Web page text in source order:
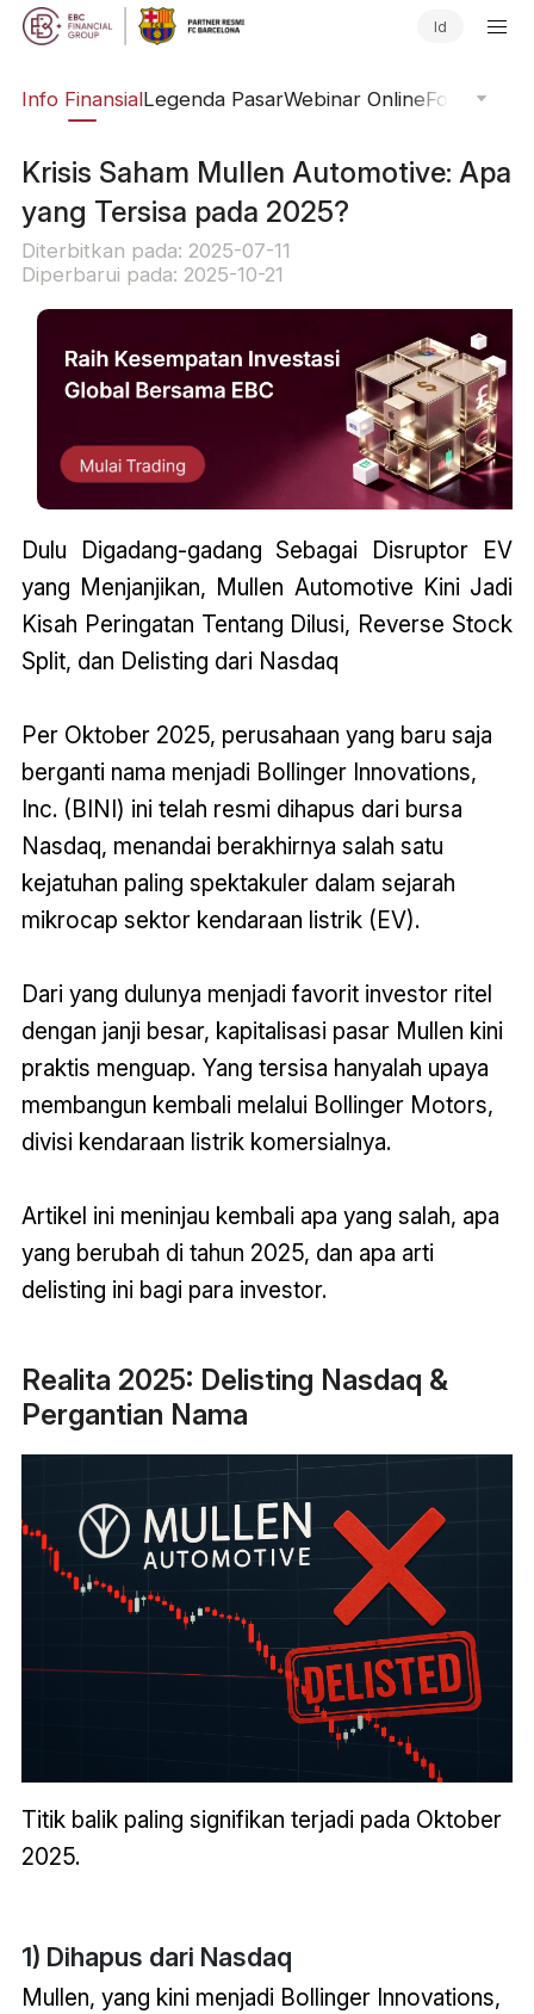
Id
Info FinansialLegenda PasarWebinar OnlineFokus
Krisis Saham Mullen Automotive: Apa
yang Tersisa pada 2025?
Diterbitkan pada: 2025-07-11
Diperbarui pada: 2025-10-21
Dulu Digadang-gadang Sebagai Disruptor EV
yang Menjanjikan, Mullen Automotive Kini Jadi
Kisah Peringatan Tentang Dilusi, Reverse Stock
Split, dan Delisting dari Nasdaq
Per Oktober 2025, perusahaan yang baru saja
berganti nama menjadi Bollinger Innovations,
Inc. (BINI) ini telah resmi dihapus dari bursa
Nasdaq, menandai berakhirnya salah satu
kejatuhan paling spektakuler dalam sejarah
mikrocap sektor kendaraan listrik (EV).
Dari yang dulunya menjadi favorit investor ritel
dengan janji besar, kapitalisasi pasar Mullen kini
praktis menguap. Yang tersisa hanyalah upaya
membangun kembali melalui Bollinger Motors,
divisi kendaraan listrik komersialnya.
Artikel ini meninjau kembali apa yang salah, apa
yang berubah di tahun 2025, dan apa arti
delisting ini bagi para investor.
Realita 2025: Delisting Nasdaq &
Pergantian Nama
Titik balik paling signifikan terjadi pada Oktober
2025.
1) Dihapus dari Nasdaq
Mullen, yang kini menjadi Bollinger Innovations,